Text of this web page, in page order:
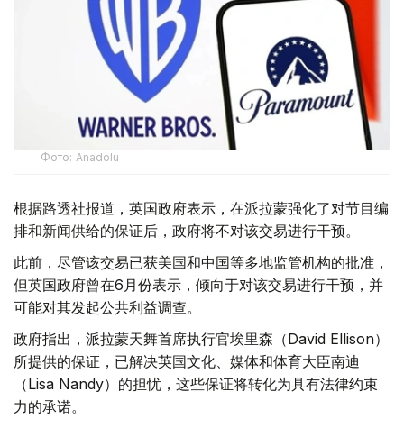
Фото: Аnadolu
根据路透社报道，英国政府表示，在派拉蒙强化了对节目编
排和新闻供给的保证后，政府将不对该交易进行干预。
此前，尽管该交易已获美国和中国等多地监管机构的批准，
但英国政府曾在6月份表示，倾向于对该交易进行干预，并
可能对其发起公共利益调查。
政府指出，派拉蒙天舞首席执行官埃里森（David Ellison）
所提供的保证，已解决英国文化、媒体和体育大臣南迪
（Lisa Nandy）的担忧，这些保证将转化为具有法律约束
力的承诺。